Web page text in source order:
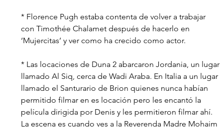
* Florence Pugh estaba contenta de volver a trabajar
con Timothée Chalamet después de hacerlo en
‘Mujercitas’ y ver como ha crecido como actor.
* Las locaciones de Duna 2 abarcaron Jordania, un lugar
llamado Al Siq, cerca de Wadi Araba. En Italia a un lugar
llamado el Santurario de Brion quienes nunca habían
permitido filmar en es locación pero les encantó la
película dirigida por Denis y les permitieron filmar ahí.
La escena es cuando ves a la Reverenda Madre Mohaim